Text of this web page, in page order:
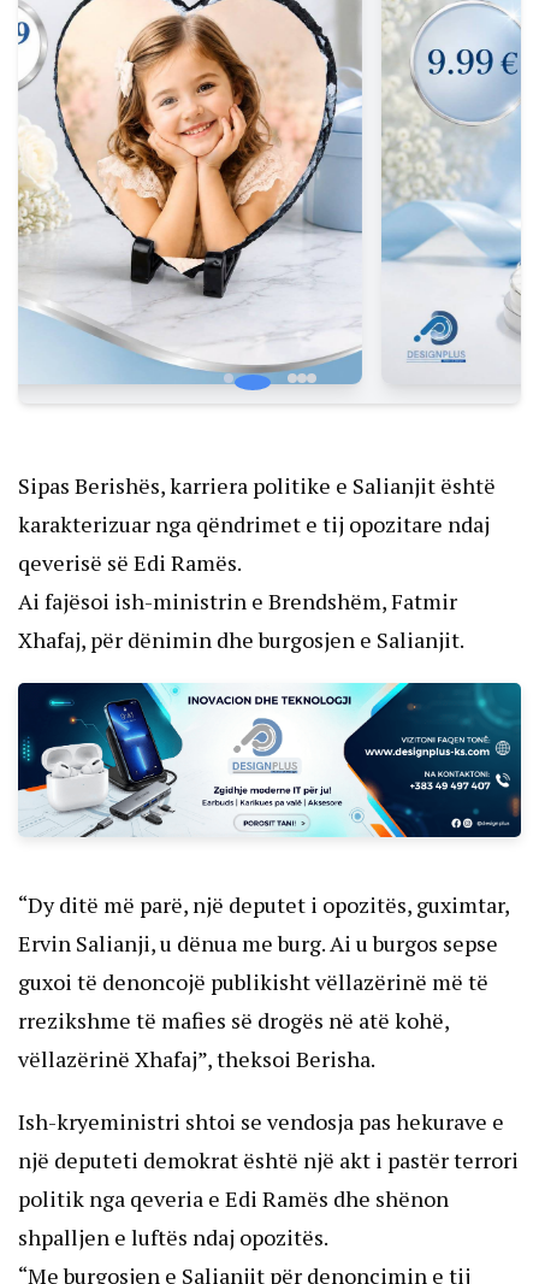
Sipas Berishës, karriera politike e Salianjit është
karakterizuar nga qëndrimet e tij opozitare ndaj
qeverisë së Edi Ramës.
Ai fajësoi ish-ministrin e Brendshëm, Fatmir
Xhafaj, për dënimin dhe burgosjen e Salianjit.
“Dy ditë më parë, një deputet i opozitës, guximtar,
Ervin Salianji, u dënua me burg. Ai u burgos sepse
guxoi të denoncojë publikisht vëllazërinë më të
rrezikshme të mafies së drogës në atë kohë,
vëllazërinë Xhafaj”, theksoi Berisha.
Ish-kryeministri shtoi se vendosja pas hekurave e
një deputeti demokrat është një akt i pastër terrori
politik nga qeveria e Edi Ramës dhe shënon
shpalljen e luftës ndaj opozitës.
“Me burgosjen e Salianjit për denoncimin e tij